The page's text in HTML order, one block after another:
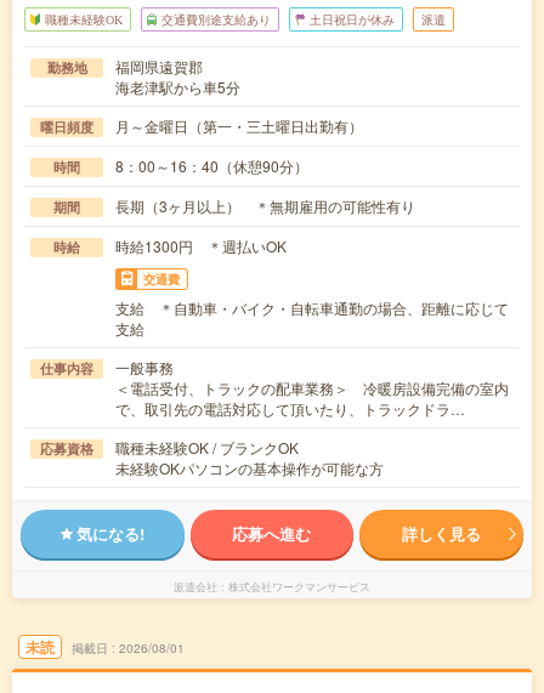
職種未経験OK 交通費別途支給あり 土日祝日が休み 派遣
勤務地
福岡県遠賀郡
海老津駅から車5分
曜日頻度 月～金曜日（第一・三土曜日出勤有）
時間 8：00～16：40（休憩90分）
期間 長期（3ヶ月以上） ＊無期雇用の可能性有り
時給 時給1300円 ＊週払いOK
交通費
支給 ＊自動車・バイク・自転車通勤の場合、距離に応じて
支給
仕事内容
一般事務
＜電話受付、トラックの配車業務＞ 冷暖房設備完備の室内
で、取引先の電話対応して頂いたり、トラックドラ…
応募資格
職種未経験OK / ブランクOK
未経験OKパソコンの基本操作が可能な方
気になる! 応募へ進む 詳しく見る
派遣会社 株式会社ワークマンサービス
未読 掲載日 2026/08/01